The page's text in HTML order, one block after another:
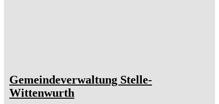
Gemeindeverwaltung Stelle-
Wittenwurth